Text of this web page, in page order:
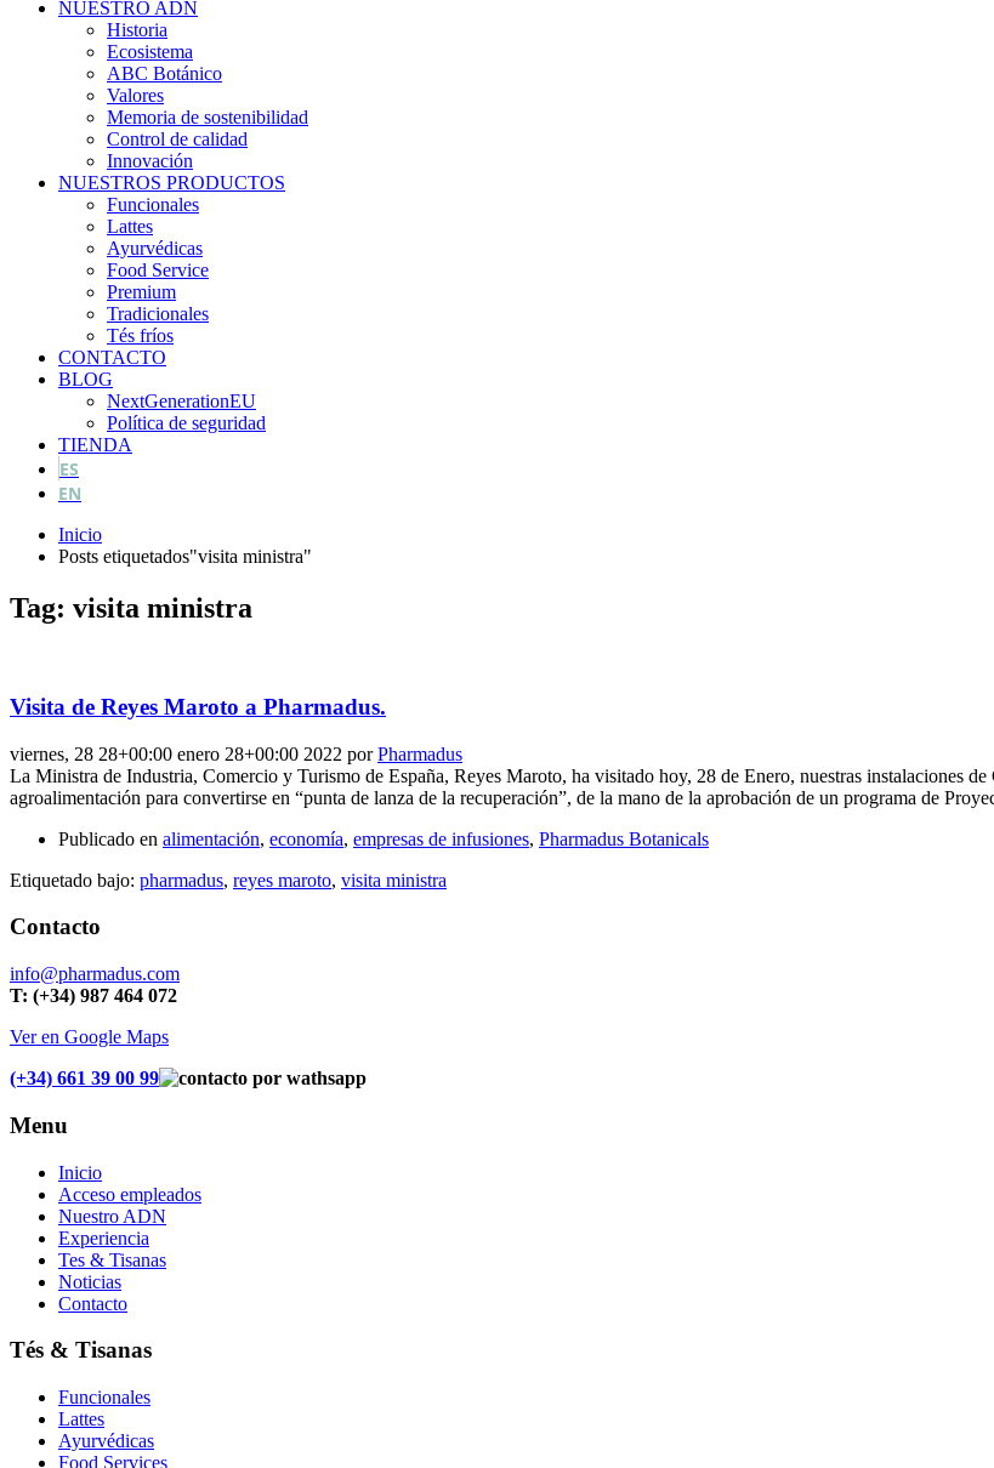
NUESTRO ADN
Historia
Ecosistema
ABC Botánico
Valores
Memoria de sostenibilidad
Control de calidad
Innovación
NUESTROS PRODUCTOS
Funcionales
Lattes
Ayurvédicas
Food Service
Premium
Tradicionales
Tés fríos
CONTACTO
BLOG
NextGenerationEU
Política de seguridad
TIENDA
ES
EN
Inicio
Posts etiquetados"visita ministra"
Tag: visita ministra
Visita de Reyes Maroto a Pharmadus.
viernes, 28 28+00:00 enero 28+00:00 2022 porPharmadus
La Ministra de Industria, Comercio y Turismo de España, Reyes Maroto, ha visitado hoy, 28 de Enero, nuestras instalaciones
agroalimentación para convertirse en “punta de lanza de la recuperación”, de la mano de la aprobación de un programa de
Publicado en alimentación, economía, empresas de infusiones, Pharmadus Botanicals
Etiquetado bajo: pharmadus, reyes maroto, visita ministra
Contacto
info@pharmadus.com
T: (+34) 987 464 072
Ver en Google Maps
(+34) 661 39 00 99
Menu
Inicio
Acceso empleados
Nuestro ADN
Experiencia
Tes & Tisanas
Noticias
Contacto
Tés & Tisanas
Funcionales
Lattes
Ayurvédicas
Food Services